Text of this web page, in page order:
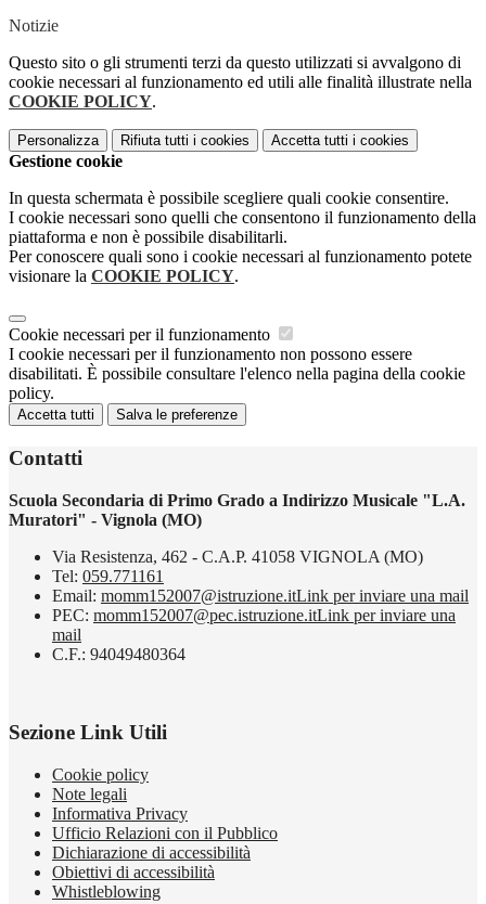
Notizie
Questo sito o gli strumenti terzi da questo utilizzati si avvalgono di
cookie necessari al funzionamento ed utili alle finalità illustrate nella
COOKIE POLICY.
Personalizza Rifiuta tutti i cookies Accetta tutti i cookies
Gestione cookie
In questa schermata è possibile scegliere quali cookie consentire.
I cookie necessari sono quelli che consentono il funzionamento della
piattaforma e non è possibile disabilitarli.
Per conoscere quali sono i cookie necessari al funzionamento potete
visionare la COOKIE POLICY.
Cookie necessari per il funzionamento
I cookie necessari per il funzionamento non possono essere
disabilitati. È possibile consultare l'elenco nella pagina della cookie
policy.
Accetta tutti Salva le preferenze
Contatti
Scuola Secondaria di Primo Grado a Indirizzo Musicale "L.A.
Muratori" - Vignola (MO)
Via Resistenza, 462 - C.A.P. 41058 VIGNOLA (MO)
Tel: 059.771161
Email: momm152007@istruzione.itLink per inviare una mail
PEC: momm152007@pec.istruzione.itLink per inviare una
mail
C.F.: 94049480364
Sezione Link Utili
Cookie policy
Note legali
Informativa Privacy
Ufficio Relazioni con il Pubblico
Dichiarazione di accessibilità
Obiettivi di accessibilità
Whistleblowing